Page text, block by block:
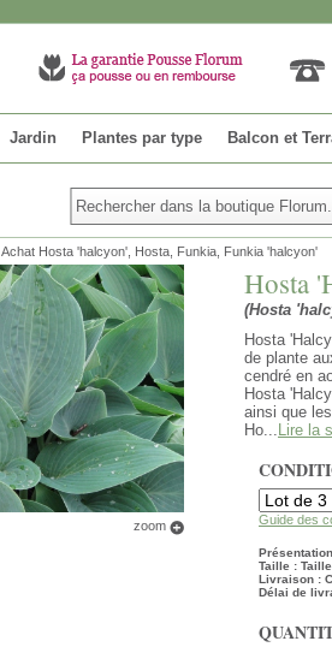
Jardin Plantes par type Balcon et
Achat Hosta 'halcyon', Hosta, Funkia, Funkia 'halcyon'
zoom
Hosta
(Hosta
Hosta
de plante
cendré en
Hosta
ainsi que
Ho... Lire la
Guide des
Taille :
Livraison :
Délai de